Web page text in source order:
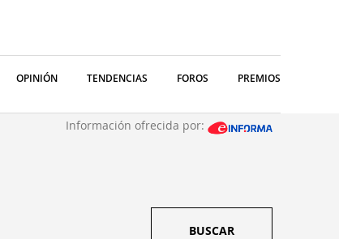
OPINIÓN TENDENCIAS FOROS PREMIOS
Información ofrecida por:
BUSCAR